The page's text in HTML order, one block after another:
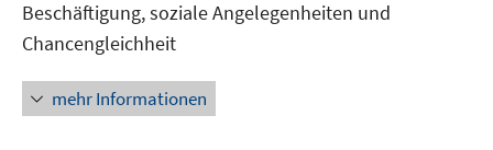
öffnen
Beschäftigung, soziale Angelegenheiten und
Chancengleichheit
mehr Informationen